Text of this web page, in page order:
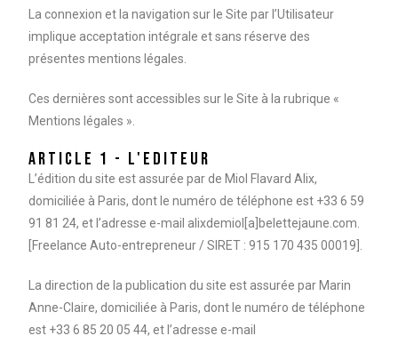
La connexion et la navigation sur le Site par l’Utilisateur
implique acceptation intégrale et sans réserve des
présentes mentions légales.
Ces dernières sont accessibles sur le Site à la rubrique «
Mentions légales ».
ARTICLE 1 - L'EDITEUR
L’édition du site est assurée par de Miol Flavard Alix,
domiciliée à Paris, dont le numéro de téléphone est +33 6 59
91 81 24, et l’adresse e-mail alixdemiol[a]belettejaune.com.
Freelance Auto-entrepreneur /SIRET : 915 170 435 00019].
La direction de la publication du site est assurée par Marin
Anne-Claire, domiciliée à Paris, dont le numéro de téléphone
est +33 6 85 20 05 44, et l’adresse e-mail